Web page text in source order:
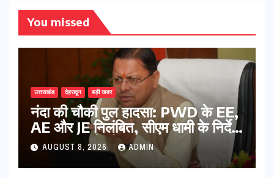
You missed
उत्तराखंड देहरादून बड़ी खबर
नंदा की चौकी पुल हादसा: PWD के EE,
AE और JE निलंबित, सीएम धामी के निर्देश
पर सख्त कार्रवाई
AUGUST 8, 2026 ADMIN